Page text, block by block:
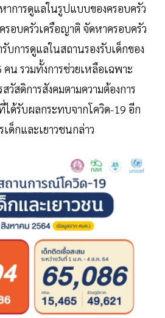
าการดูแลในรูปแบบของครอบครัว
อบครัวเครือญาติ จัดหาครอบครัว
บการดูแลในสถานรองรับเด็กของ
คน รวมทั้งการช่วยเหลือเฉพาะ
วัสดิการสังคมตามความต้องการ
ได้รับผลกระทบจากโควิด-19 อีก
ด็กและเยาวชนกล่าว